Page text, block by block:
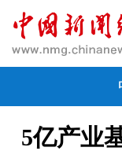
5亿产业